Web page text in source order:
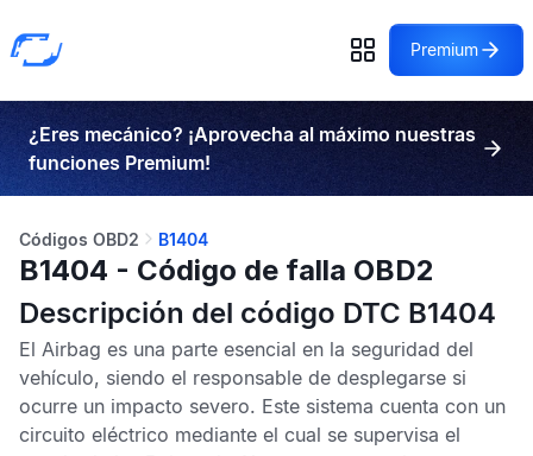
Premium
¿Eres mecánico? ¡Aprovecha al máximo nuestras
funciones Premium!
Códigos OBD2 B1404
B1404 - Código de falla OBD2
Descripción del código DTC B1404
El Airbag es una parte esencial en la seguridad del
vehículo, siendo el responsable de desplegarse si
ocurre un impacto severo. Este sistema cuenta con un
circuito eléctrico mediante el cual se supervisa el